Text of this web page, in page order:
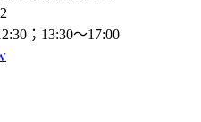
；13:30～17:00